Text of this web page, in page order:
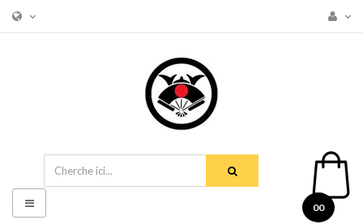
00
Basculer
la